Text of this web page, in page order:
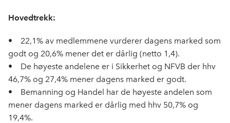
Hovedtrekk:
• 22,1% av medlemmene vurderer dagens marked som
godt og 20,6% mener det er dårlig (netto 1,4).
• De høyeste andelene er i Sikkerhet og NFVB der hhv
46,7% og 27,4% mener dagens marked er godt.
• Bemanning og Handel har de høyeste andelen som
mener dagens marked er dårlig med hhv 50,7% og
19,4%.